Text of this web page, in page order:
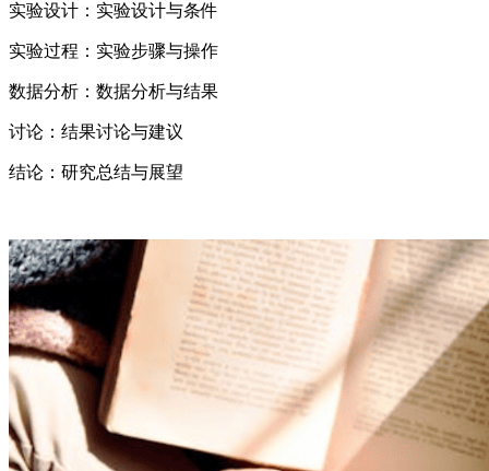
实验设计：实验设计与条件
实验过程：实验步骤与操作
数据分析：数据分析与结果
讨论：结果讨论与建议
结论：研究总结与展望